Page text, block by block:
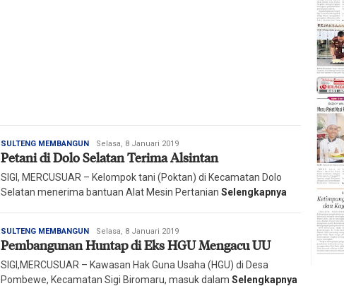
SULTENG MEMBANGUNRedaksi
Harian
Mercusuar
Selasa, 8 Januari 2019
Petani di Dolo Selatan Terima Alsintan
SIGI, MERCUSUAR – Kelompok tani (Poktan) di Kecamatan Dolo
Selatan menerima bantuan Alat Mesin Pertanian Selengkapnya
SULTENG MEMBANGUNRedaksi
Harian
Mercusuar
Selasa, 8 Januari 2019
Pembangunan Huntap di Eks HGU Mengacu UU
SIGI,MERCUSUAR – Kawasan Hak Guna Usaha (HGU) di Desa
Pombewe, Kecamatan Sigi Biromaru, masuk dalam Selengkapnya